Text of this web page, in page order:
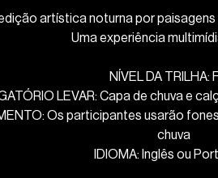
artística noturna por paisagens
Uma experiência
NÍVEL DA TRILHA:
LEVAR: Capa de chuva e
Os participantes usarão
chuva
IDIOMA: Inglês ou